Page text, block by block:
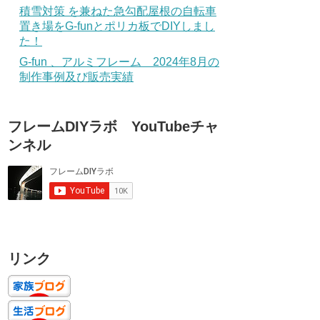
積雪対策 を兼ねた急勾配屋根の自転車
置き場をG-funとポリカ板でDIYしまし
た！
G-fun 、アルミフレーム 2024年8月の
制作事例及び販売実績
フレームDIYラボ YouTubeチャ
ンネル
リンク